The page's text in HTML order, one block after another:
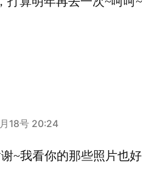
18号 20:24
~我看你的那些照片也好